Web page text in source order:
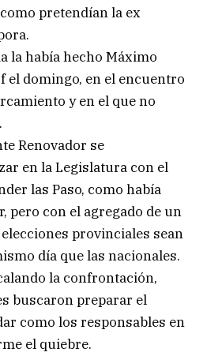
pretendían la ex
la había hecho Máximo
domingo, en el encuentro
y en el que no
Renovador se
en la Legislatura con el
las Paso, como había
pero con el agregado de un
provinciales sean
día que las nacionales.
la confrontación,
buscaron preparar el
como los responsables en
el quiebre.